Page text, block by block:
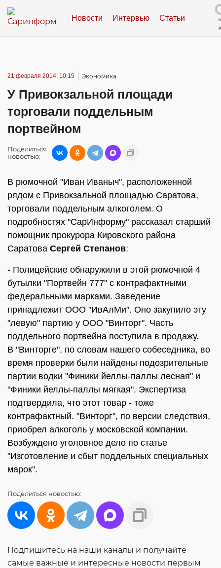
Новости Интервью Статьи
21 февраля 2014, 10:15 Экономика
У Привокзальной площади
торговали поддельным
портвейном
Поделиться
новостью:
В рюмочной "Иван Иваныч", расположенной
рядом с Привокзальной площадью Саратова,
торговали поддельным алкоголем. О
подробностях "СарИнформу" рассказал старший
помощник прокурора Кировского района
Саратова Сергей Степанов:
- Полицейские обнаружили в этой рюмочной 4
бутылки "Портвейн 777" с контрафактными
федеральными марками. Заведение
принадлежит ООО "ИвАлМи". Оно закупило эту
"левую" партию у ООО "Винторг". Часть
поддельного портвейна поступила в продажу.
В "Винторге", по словам нашего собеседника, во
время проверки были найдены подозрительные
партии водки "Финики йеллы-паллы лесная" и
"Финики йеллы-паллы мягкая". Экспертиза
подтвердила, что этот товар - тоже
контрафактный. "Винторг", по версии следствия,
приобрел алкоголь у московской компании.
Возбуждено уголовное дело по статье
"Изготовление и сбыт поддельных специальных
марок".
Поделиться новостью:
Подпишитесь на наши каналы и получайте
самые важные и интересные новости первым